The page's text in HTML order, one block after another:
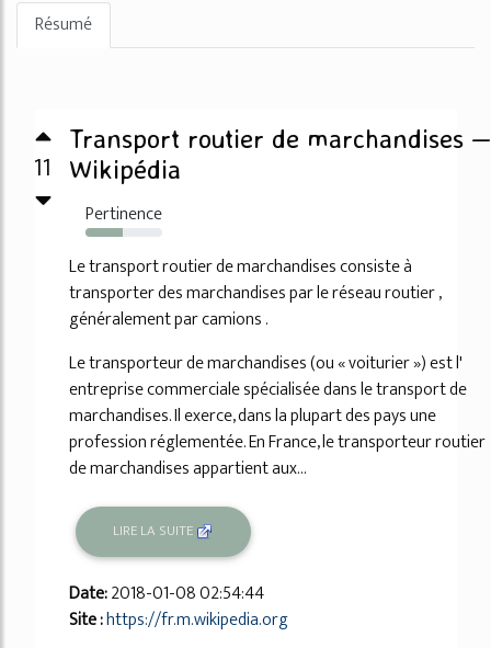
Résumé
11
Transport routier de marchandises —
Wikipédia
Pertinence
49%
Le transport routier de marchandises consiste à
transporter des marchandises par le réseau routier ,
généralement par camions .
Le transporteur de marchandises (ou « voiturier ») est l'
entreprise commerciale spécialisée dans le transport de
marchandises. Il exerce, dans la plupart des pays une
profession réglementée. En France, le transporteur routier
de marchandises appartient aux...
LIRE LA SUITE
Date:2018-01-08 02:54:44
Site :https://fr.m.wikipedia.org